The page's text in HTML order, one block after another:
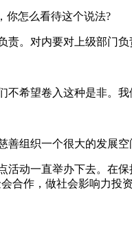
你怎么看待这个说法?
。对内要对上级部门
希望卷入这种是非。
组织一个很大的发展空
动一直举办下去。在
合作，做社会影响力